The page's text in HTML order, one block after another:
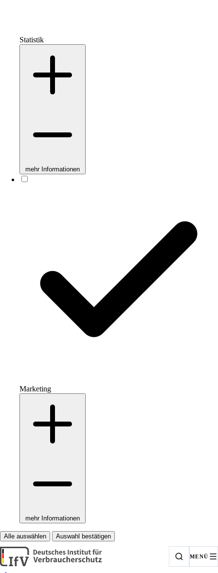
Statistik
mehr Informationen
Marketing
mehr Informationen
Alle auswählen Auswahl bestätigen
MENÜ